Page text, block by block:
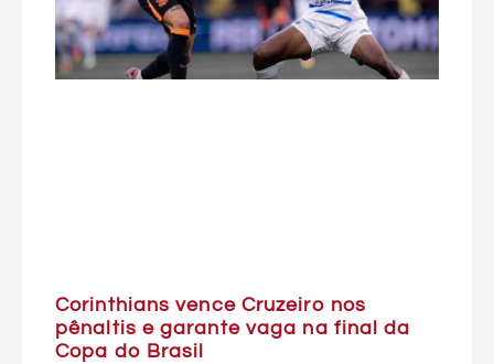
Corinthians vence Cruzeiro nos
pênaltis e garante vaga na final da
Copa do Brasil